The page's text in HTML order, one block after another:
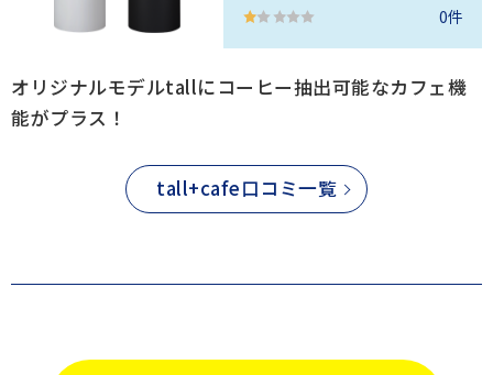
0件
オリジナルモデルtallにコーヒー抽出可能なカフェ機
能がプラス！
tall+cafe口コミ一覧